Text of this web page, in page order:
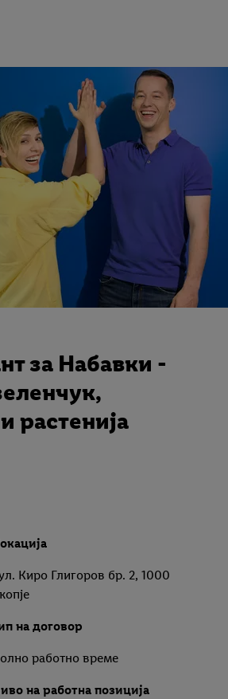
за Набавки -
растенија
Киро Глигоров бр. 2, 1000
на договор
работно време
на работна позиција